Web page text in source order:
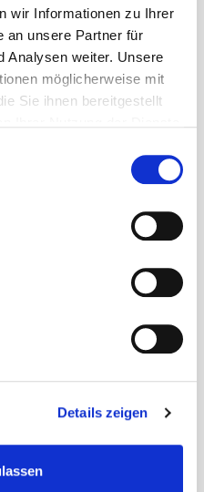
wir Informationen zu Ihrer
an unsere Partner für
Analysen weiter. Unsere
möglicherweise mit
Sie ihnen bereitgestellt
Details zeigen
A
ll
ei
n
r
w
t